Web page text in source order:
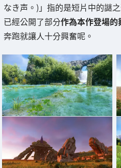
なき声。)」指的是短片中的謎
已經公開了部分作為本作登場的
奔跑就讓人十分興奮呢。